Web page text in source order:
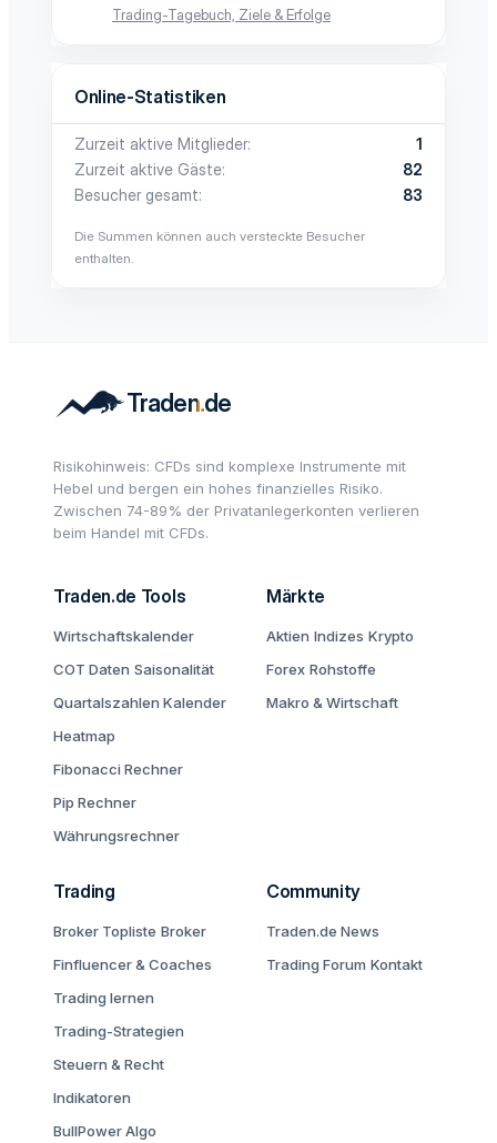
Trading-Tagebuch, Ziele & Erfolge
Online-Statistiken
Zurzeit aktive Mitglieder
1
Zurzeit aktive Gäste
82
Besucher gesamt
83
Die Summen können auch versteckte Besucher
enthalten.
Risikohinweis: CFDs sind komplexe Instrumente mit
Hebel und bergen ein hohes finanzielles Risiko.
Zwischen 74-89% der Privatanlegerkonten verlieren
beim Handel mit CFDs.
Traden.de Tools
Wirtschaftskalender
COT Daten Saisonalität
Quartalszahlen Kalender
Heatmap
Fibonacci Rechner
Pip Rechner
Währungsrechner
Märkte
Aktien Indizes Krypto
Forex Rohstoffe
Makro & Wirtschaft
Trading
Broker Topliste Broker
Finfluencer & Coaches
Trading lernen
Trading-Strategien
Steuern & Recht
Indikatoren
BullPower Algo
Community
Traden.de News
Trading Forum Kontakt